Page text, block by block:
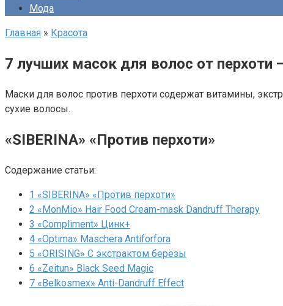
Мода
Главная » Красота
7 лучших масок для волос от перхоти
Маски для волос против перхоти содержат витамины,
сухие волосы.
«SIBERINA» «Против перхоти»
Содержание статьи:
1 «SIBERINA» «Против перхоти»
2 «MonMio» Hair Food Cream-mask Dandruff Therapy
3 «Compliment» Цинк+
4 «Optima» Maschera Antiforfora
5 «ORISING» С экстрактом берёзы
6 «Zeitun» Black Seed Magic
7 «Belkosmex» Anti-Dandruff Effect